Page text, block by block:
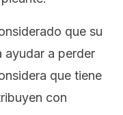
que su
ayudar a perder
que tiene
con